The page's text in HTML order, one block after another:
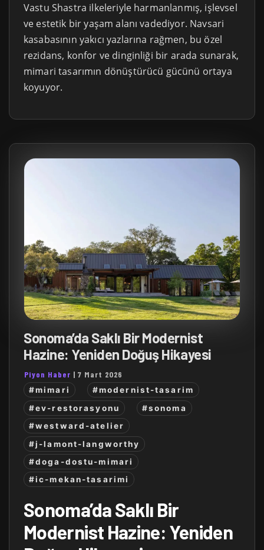
Vastu Shastra ilkeleriyle harmanlanmış, işlevsel
ve estetik bir yaşam alanı vadediyor. Navsari
kasabasının yakıcı yazlarına rağmen, bu özel
rezidans, konfor ve dinginliği bir arada sunarak,
mimari tasarımın dönüştürücü gücünü ortaya
koyuyor.
Sonoma’da Saklı Bir Modernist
Hazine: Yeniden Doğuş Hikayesi
Piyon Haber | 7 Mart 2026
#mimari
#modernist-tasarim
#ev-restorasyonu
#sonoma
#westward-atelier
#j-lamont-langworthy
#doga-dostu-mimari
#ic-mekan-tasarimi
Sonoma’da Saklı Bir
Modernist Hazine: Yeniden